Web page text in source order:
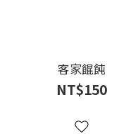
客家餛飩
NT$150